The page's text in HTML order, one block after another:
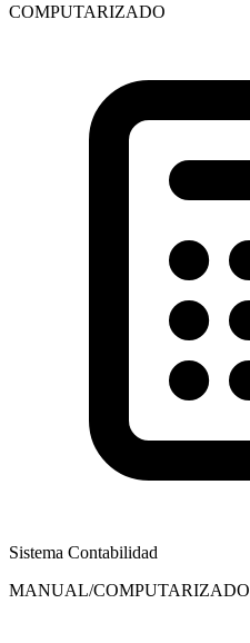
COMPUTARIZADO
Sistema Contabilidad
MANUAL/COMPUTARIZADO